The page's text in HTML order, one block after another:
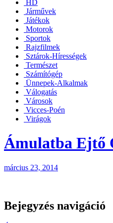
HD
Járművek
Játékok
Motorok
Sportok
Rajzfilmek
Sztárok-Hírességek
Természet
Számítógép
Ünnepek-Alkalmak
Válogatás
Városok
Vicces-Poén
Virágok
Ámulatba Ejtő
március 23, 2014
Bejegyzés navigáció